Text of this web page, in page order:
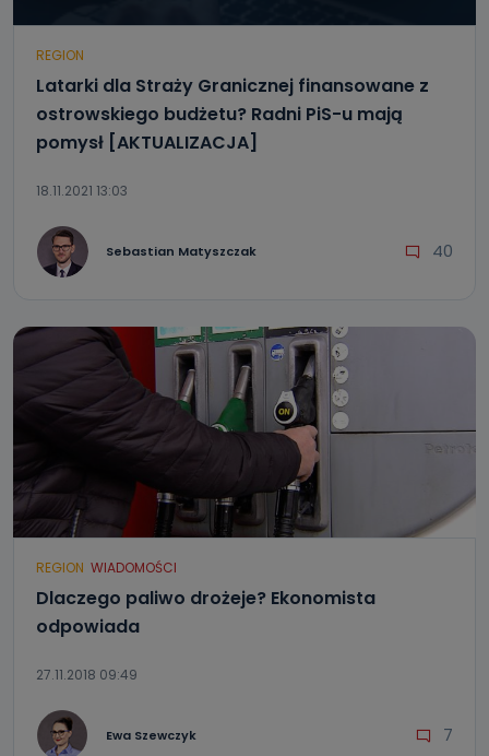
REGION
Latarki dla Straży Granicznej finansowane z
ostrowskiego budżetu? Radni PiS-u mają
pomysł [AKTUALIZACJA]
18.11.2021 13:03
Sebastian Matyszczak 40
REGION WIADOMOŚCI
Dlaczego paliwo drożeje? Ekonomista
odpowiada
27.11.2018 09:49
Ewa Szewczyk 7